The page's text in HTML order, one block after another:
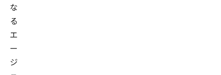
な
る
エ
ー
ジ